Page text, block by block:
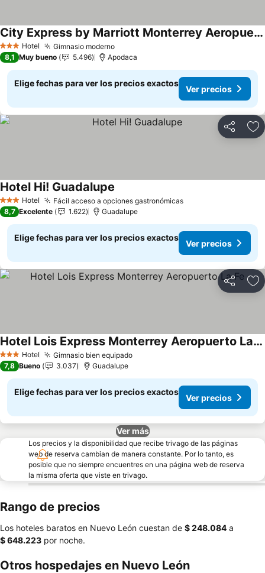
3 Estrellas
Hotel Gimnasio modernoVer precios
City Express by Marriott Monterrey Aeropuerto
Ver precios
8,1 Muy bueno 5.496 Apodaca
Elige fechas para ver los precios exactos
Ver precios
Compartir
3 Estrellas
Hotel Fácil acceso a opciones gastronómicasVer precios
Hotel Hi! Guadalupe
8,7 Excelente 1.622 Guadalupe
Elige fechas para ver los precios exactos
Ver precios
Compartir
3 Estrellas
Hotel Gimnasio bien equipadoVer precios
Hotel Lois Express Monterrey Aeropuerto La Fe
Ver precios
7,8 Bueno 3.037 Guadalupe
Elige fechas para ver los precios exactos
Ver precios
Ver más
Los precios y la disponibilidad que recibe trivago de las páginas
web de reserva cambian de manera constante. Por lo tanto, es
posible que no siempre encuentres en una página web de reserva
la misma oferta que viste en trivago.
Rango de precios
Los hoteles baratos en Nuevo León cuestan de ‎$ 248.084 a
‎$ 648.223 por noche.
Otros hospedajes en Nuevo León